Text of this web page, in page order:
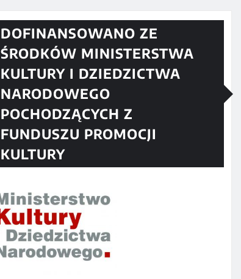
DOFINANSOWANO ZE
ŚRODKÓW MINISTERSTWA
KULTURY I DZIEDZICTWA
NARODOWEGO
POCHODZĄCYCH Z
FUNDUSZU PROMOCJI
KULTURY